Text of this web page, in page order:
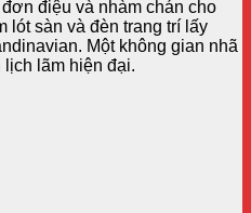
điệu và nhàm chán cho
lót sàn và đèn trang trí lấy
Một không gian nhã
lãm hiện đại.